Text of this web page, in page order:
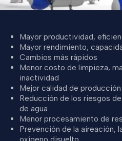
Mayor productividad,
Mayor rendimiento,
Cambios más rápidos
Menor costo de limpieza,
inactividad
Mejor calidad de
Reducción de los riesgos
de agua
Menor procesamiento de
Prevención de la aireación,
oxígeno disuelto